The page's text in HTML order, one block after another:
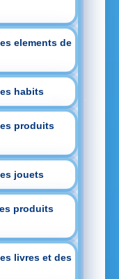
elements de
habits
produits
jouets
produits
livres et des